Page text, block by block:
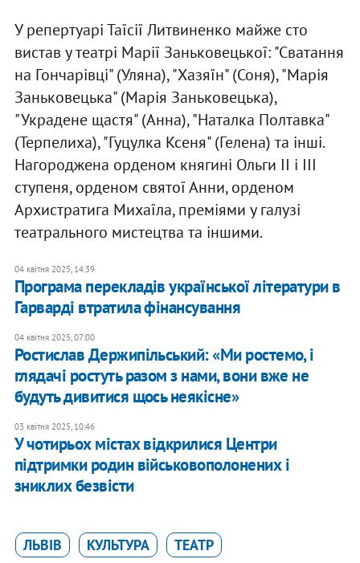
У репертуарі Таїсії Литвиненко майже сто
вистав у театрі Марії Заньковецької: "Сватання
на Гончарівці" (Уляна), "Хазяїн" (Соня), "Марія
Заньковецька" (Марія Заньковецька),
"Украдене щастя" (Анна), "Наталка Полтавка"
(Терпелиха), "Гуцулка Ксеня" (Гелена) та інші.
Нагороджена орденом княгині Ольги ІІ і ІІІ
ступеня, орденом святої Анни, орденом
Архистратига Михаїла, преміями у галузі
театрального мистецтва та іншими.
04 квітня 2025, 14:39
Програма перекладів української літератури в
Гарварді втратила фінансування
04 квітня 2025, 07:00
Ростислав Держипільський: «Ми ростемо, і
глядачі ростуть разом з нами, вони вже не
будуть дивитися щось неякісне»
03 квітня 2025, 10:46
У чотирьох містах відкрилися Центри
підтримки родин військовополонених і
зниклих безвісти
ЛЬВІВ КУЛЬТУРА ТЕАТР